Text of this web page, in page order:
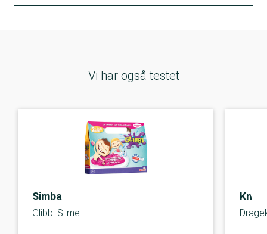
Vi har også testet
Simba
Glibbi Slime